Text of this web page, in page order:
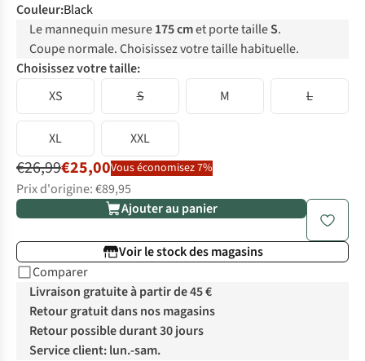
Couleur:Black
Le mannequin mesure175 cmet porte tailleS.
Coupe normale. Choisissez votre taille habituelle.
Choisissez votre taille:
XS
S M L
XL XXL
€26,99€25,00Vous économisez 7%
Prix d'origine: €89,95
Ajouter au panier
Voir le stock des magasins
Comparer
Livraison gratuite à partir de 45 €
Retour gratuit dans nos magasins
Retour possible durant 30 jours
Service client: lun.-sam.